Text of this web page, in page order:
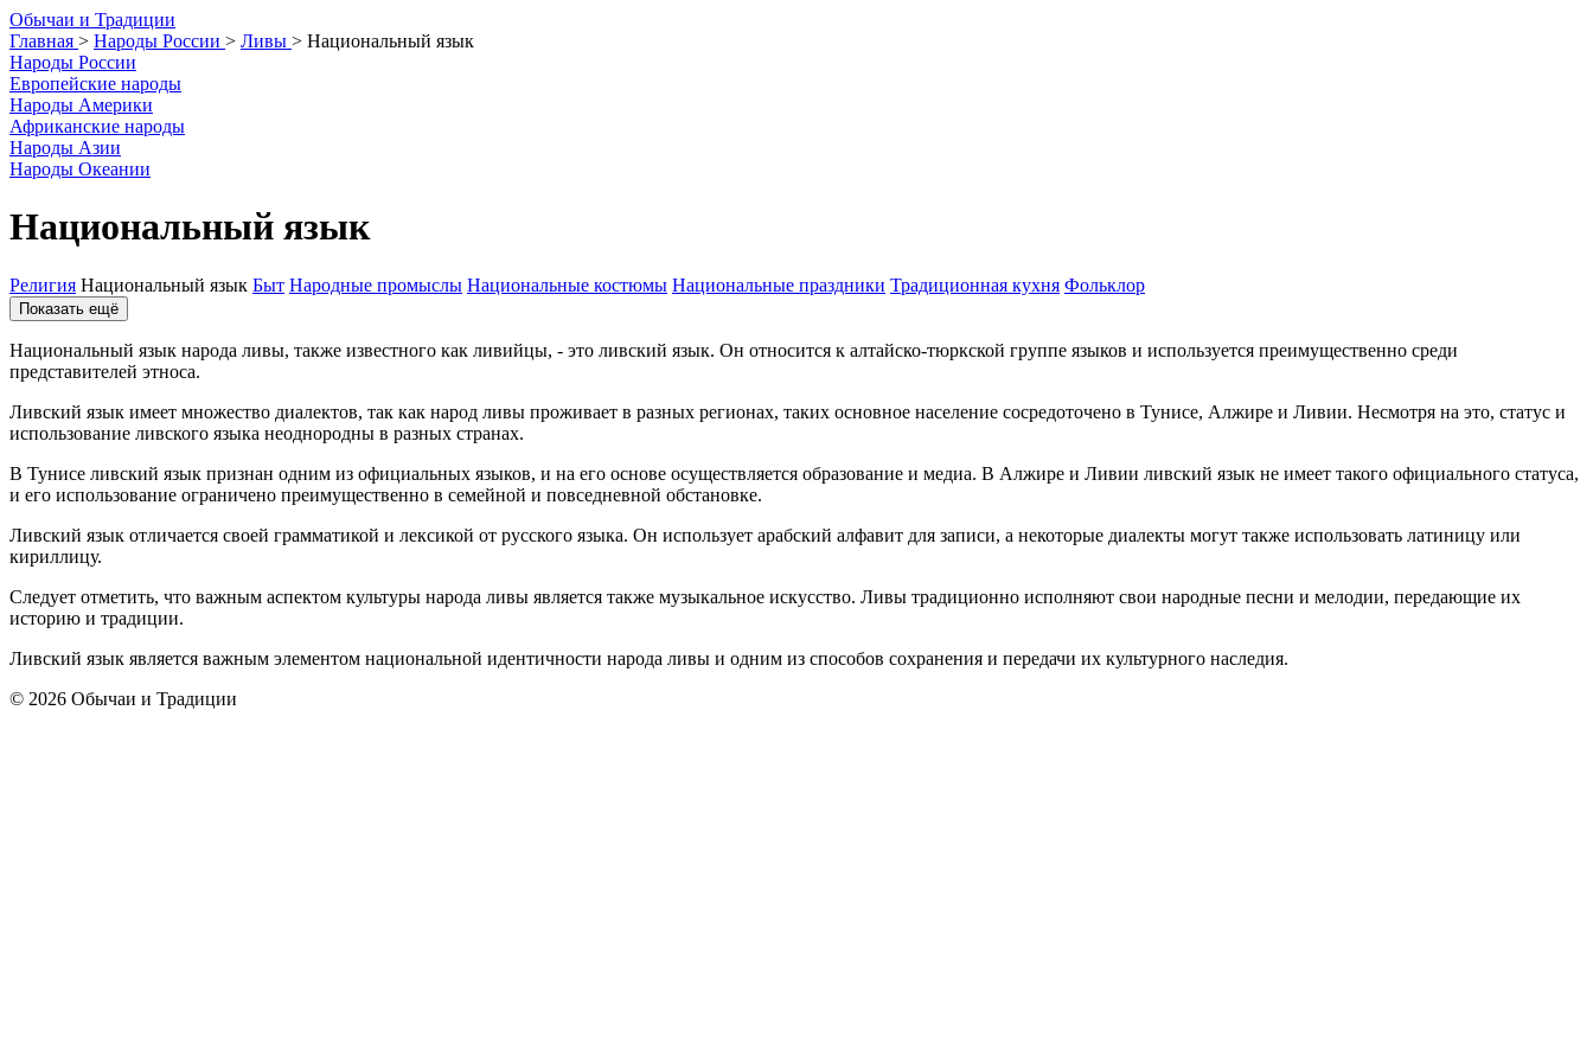
Обычаи и Традиции
Главная > Народы России > Ливы > Национальный язык
Народы России
Европейские народы
Народы Америки
Африканские народы
Народы Азии
Народы Океании
Национальный язык
Религия Национальный язык Быт Народные промыслы Национальные костюмы Национальные праздники Традиционная кухня Фольклор
Показать ещё
Национальный язык народа ливы, также известного как ливийцы, - это ливский язык. Он относится к алтайско-тюркской группе языков и используется преимущественно среди
представителей этноса.
Ливский язык имеет множество диалектов, так как народ ливы проживает в разных регионах, таких основное население сосредоточено в Тунисе, Алжире и Ливии. Несмотря на это, статус и
использование ливского языка неоднородны в разных странах.
В Тунисе ливский язык признан одним из официальных языков, и на его основе осуществляется образование и медиа. В Алжире и Ливии ливский язык не имеет такого официального статуса,
и его использование ограничено преимущественно в семейной и повседневной обстановке.
Ливский язык отличается своей грамматикой и лексикой от русского языка. Он использует арабский алфавит для записи, а некоторые диалекты могут также использовать латиницу или
кириллицу.
Следует отметить, что важным аспектом культуры народа ливы является также музыкальное искусство. Ливы традиционно исполняют свои народные песни и мелодии, передающие их
историю и традиции.
Ливский язык является важным элементом национальной идентичности народа ливы и одним из способов сохранения и передачи их культурного наследия.
© 2026 Обычаи и Традиции